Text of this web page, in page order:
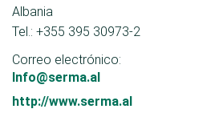
Albania
Tel.: +355 395 30973-2
Correo electrónico:
Info@serma.al
http://www.serma.al